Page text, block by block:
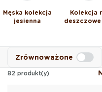
Męska kolekcja
jesienna
Kolekcja
Zrównoważone
82 produkt(y)